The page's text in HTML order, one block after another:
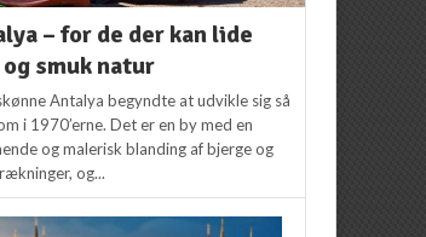
– for de der kan lide
smuk natur
Antalya begyndte at udvikle sig så
i 1970’erne. Det er en by med en
og malerisk blanding af bjerge og
og...